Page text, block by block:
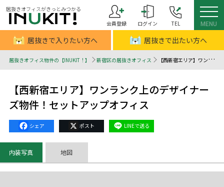
居抜きオフィスがきっとみつかる
会員登録
ログイン TEL MENU
居抜きで入りたい方へ 居抜きで出たい方へ
居抜きオフィス物件の【INUKIT！】 新宿区の居抜きオフィス 【西新宿エリア】ワンランク上のデザイナーズ物件！セットアップオフィス - 居抜きオフィスはINUKIT！（イヌキット）
【西新宿エリア】ワンランク上のデザイナー
ズ物件！セットアップオフィス
Facebook
X Line
内装写真 地図